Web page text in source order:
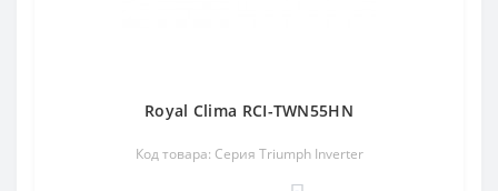
Royal Clima RCI-TWN55HN
Код товара: Серия Triumph Inverter